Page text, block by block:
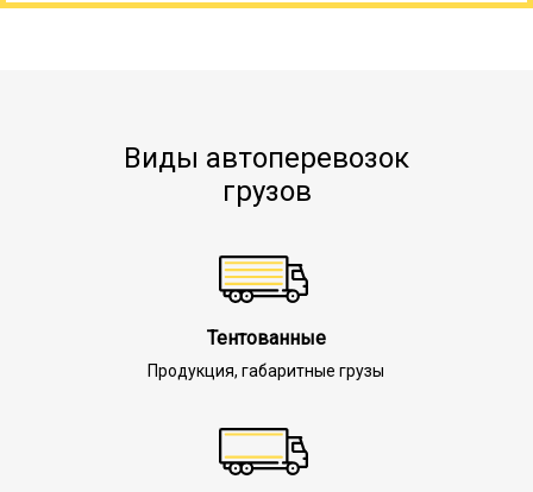
Виды автоперевозок
грузов
Тентованные
Продукция, габаритные грузы